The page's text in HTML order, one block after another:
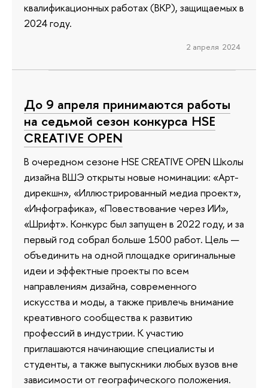
квалификационных работах (ВКР), защищаемых в
2024 году.
2 апреля 2024
До 9 апреля принимаются работы
на седьмой сезон конкурса HSE
CREATIVE OPEN
В очередном сезоне HSE CREATIVE OPEN Школы
дизайна ВШЭ открыты новые номинации: «Арт-
дирекшн», «Иллюстрированный медиа проект»,
«Инфографика», «Повествование через ИИ»,
«Шрифт». Конкурс был запущен в 2022 году, и за
первый год собрал больше 1500 работ. Цель —
объединить на одной площадке оригинальные
идеи и эффектные проекты по всем
направлениям дизайна, современного
искусства и моды, а также привлечь внимание
креативного сообщества к развитию
профессий в индустрии. К участию
приглашаются начинающие специалисты и
студенты, а также выпускники любых вузов вне
зависимости от географического положения.